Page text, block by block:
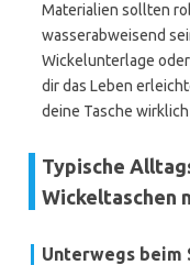
Materialien sollten
wasserabweisend
Wickelunterlage
dir das Leben
deine Tasche
Typische
Wickeltaschen
Unterwegs beim